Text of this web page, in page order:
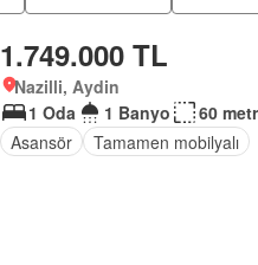
1.749.000 TL
Nazilli, Aydin
1 Oda
1 Banyo
60
Asansör
Tamamen mobilyalı